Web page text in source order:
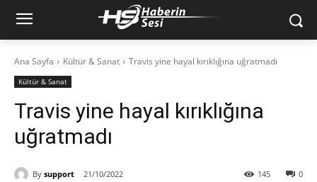
Ana Sayfa Kültür & Sanat Travis yine hayal kırıklığına uğratmadı
Kültür & Sanat
Travis yine hayal kırıklığına
uğratmadı
By support 21/10/2022 0
145